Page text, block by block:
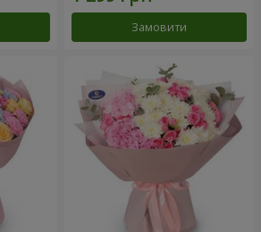
Замовити